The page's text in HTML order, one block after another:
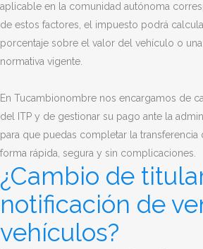
aplicable en la comunidad autónoma
de estos factores, el impuesto podrá
porcentaje sobre el valor del vehículo o
normativa vigente.
En Tucambionombre nos encargamos de
del ITP y de gestionar su pago ante la
para que puedas completar la
forma rápida, segura y sin complicaciones.
¿Cambio de
notificación de
vehículos?